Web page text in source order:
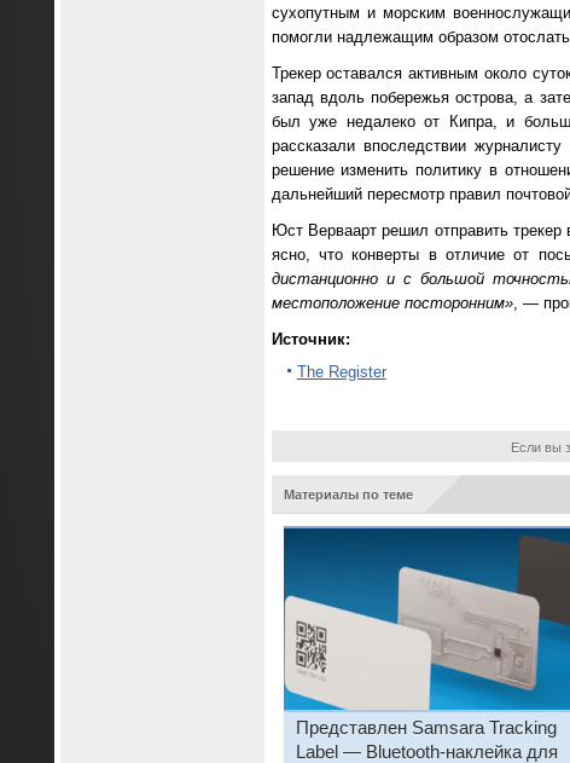
сухопутным и морским
помогли надлежащим образом
Трекер оставался активным около
запад вдоль побережья острова, а
был уже недалеко от Кипра, и
рассказали впоследствии
решение изменить политику в
дальнейший пересмотр правил
Юст Верваарт решил отправить
ясно, что конверты в отличие от
дистанционно и с большой
местоположение посторонним», —
Источник:
The Register
Если вы
Материалы по теме
Представлен Samsara Tracking
Label — Bluetooth-наклейка для